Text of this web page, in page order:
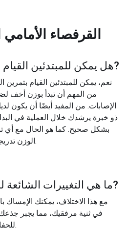
القرفصاء الأمامي
هل يمكن للمبتدئين القيام?
نعم، يمكن للمبتدئين القيام
من المهم أن تبدأ بوزن أخف
الإصابات. من المفيد أيضًا أن
ذو خبرة يرشدك خلال العملية في
بشكل صحيح. كما هو الحال مع أي
الوزن تدريجيًا مع تحسن قوتك وتقنياتك.
ما هي التغييرات الشائعة?
في ثنية مرفقيك، مما يجبر
للحفاظ على وضع مستقيم.